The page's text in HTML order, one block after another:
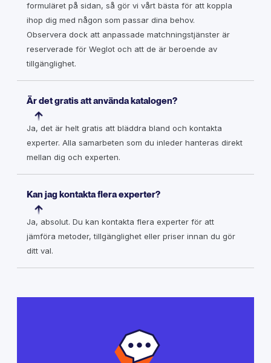
formuläret på sidan, så gör vi vårt bästa för att koppla
ihop dig med någon som passar dina behov.
Observera dock att anpassade matchningstjänster är
reserverade för Weglot och att de är beroende av
tillgänglighet.
Är det gratis att använda katalogen?
Ja, det är helt gratis att bläddra bland och kontakta
experter. Alla samarbeten som du inleder hanteras direkt
mellan dig och experten.
Kan jag kontakta flera experter?
Ja, absolut. Du kan kontakta flera experter för att
jämföra metoder, tillgänglighet eller priser innan du gör
ditt val.